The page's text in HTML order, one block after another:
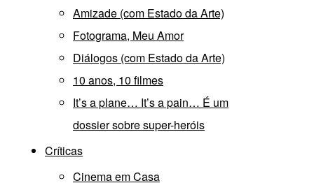
Amizade (com Estado da Arte)
Fotograma, Meu Amor
Diálogos (com Estado da Arte)
10 anos, 10 filmes
It’s a plane… It’s a pain… É um
dossier sobre super-heróis
Críticas
Cinema em Casa